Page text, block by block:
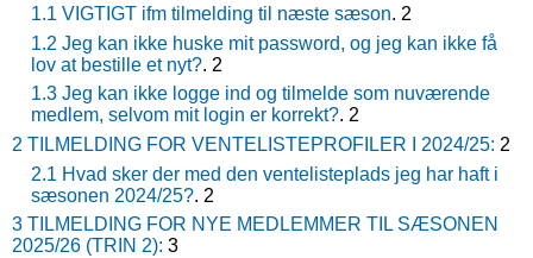
1.1 VIGTIGT ifm tilmelding til næste sæson. 2
1.2 Jeg kan ikke huske mit password, og jeg kan ikke få
lov at bestille et nyt?. 2
1.3 Jeg kan ikke logge ind og tilmelde som nuværende
medlem, selvom mit login er korrekt?. 2
2 TILMELDING FOR VENTELISTEPROFILER I 2024/25: 2
2.1 Hvad sker der med den ventelisteplads jeg har haft i
sæsonen 2024/25?. 2
3 TILMELDING FOR NYE MEDLEMMER TIL SÆSONEN
2025/26 (TRIN 2): 3